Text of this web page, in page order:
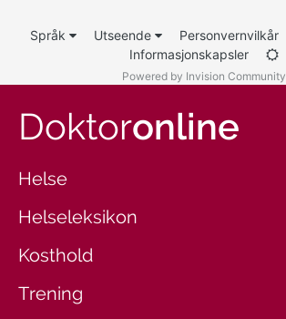
Språk Utseende Personvernvilkår
Informasjonskapsler
Powered by Invision Community
Doktoronline
Helse
Helseleksikon
Kosthold
Trening